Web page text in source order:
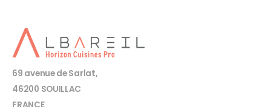
69 avenue de Sarlat,
46200 SOUILLAC